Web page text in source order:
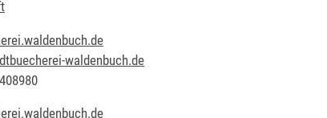
waldenbuch.de
8980